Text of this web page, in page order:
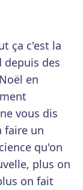
ça c'est la
depuis des
en
vous dis
faire un
qu'on
plus on
on fait